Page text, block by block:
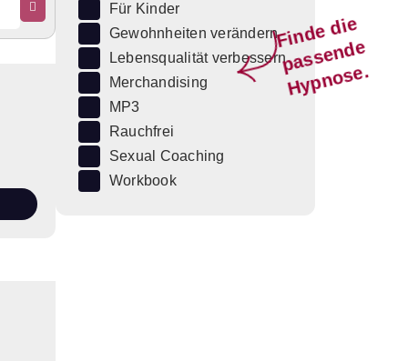
Fi
n
d
e
di
e
p
a
s
s
e
n
d
e
H
y
p
n
o
s
e.
Für Kinder
Gewohnheiten verändern
Lebensqualität verbessern
Merchandising
MP3
Rauchfrei
Sexual Coaching
Workbook